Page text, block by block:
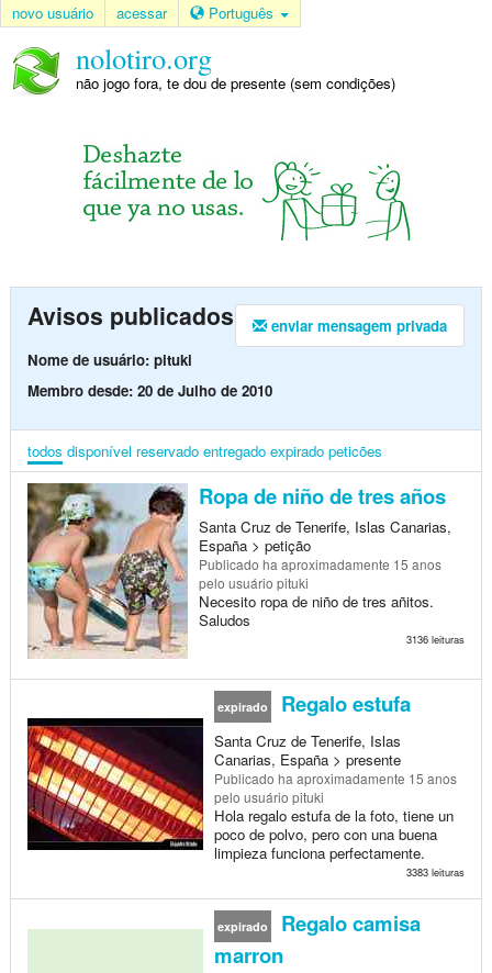
novo usuário acessar Português
nolotiro.org
não jogo fora, te dou de presente (sem condições)
enviar mensagem privada
Avisos publicados
Nome de usuário: pituki
Membro desde: 20 de Julho de 2010
todos disponível reservado entregado expirado peticões
Ropa de niño de tres años
Santa Cruz de Tenerife, Islas Canarias,
España > petição
Publicado ha aproximadamente 15 anos
pelo usuário pituki
Necesito ropa de niño de tres añitos.
Saludos
3136 leituras
expirado Regalo estufa
Santa Cruz de Tenerife, Islas
Canarias, España > presente
Publicado ha aproximadamente 15 anos
pelo usuário pituki
Hola regalo estufa de la foto, tiene un
poco de polvo, pero con una buena
limpieza funciona perfectamente.
3383 leituras
expirado
Regalo camisa
marron